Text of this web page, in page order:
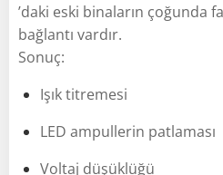
’daki eski binaların çoğunda
bağlantı vardır.
Sonuç:
Işık titremesi
LED ampullerin patlaması
Voltaj düşüklüğü